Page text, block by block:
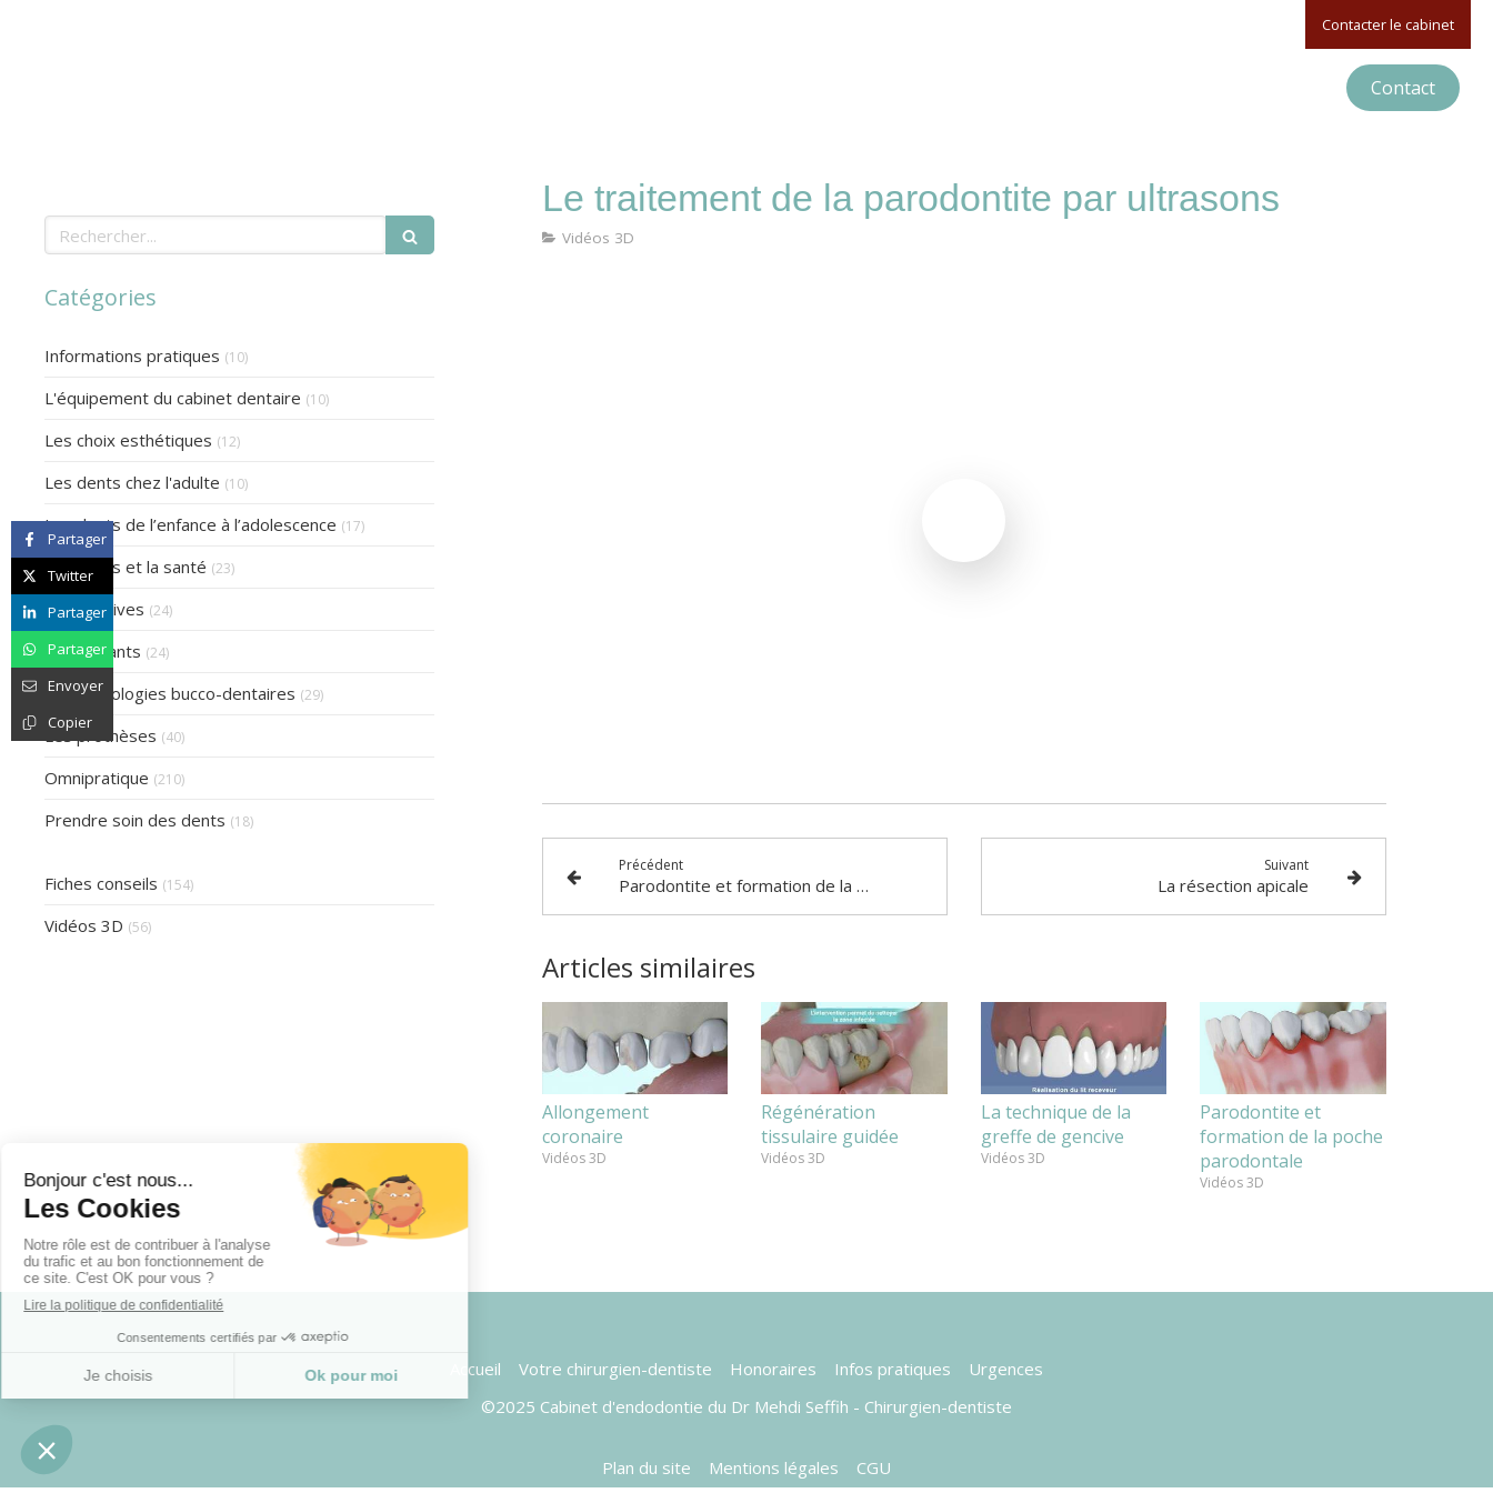
Contacter le cabinet
Contact
Le traitement de la parodontite par ultrasons
Vidéos 3D
Précédent
Parodontite et formation de la poche parodontale
Suivant
La résection apicale
Articles similaires
Allongement
coronaire
Vidéos 3D
Régénération
tissulaire guidée
Vidéos 3D
La technique de la
greffe de gencive
Vidéos 3D
Parodontite et
formation de la poche
parodontale
Vidéos 3D
Partager
Twitter
Partager
Partager
Envoyer
Copier
Rechercher
Catégories
Informations pratiques (10)Articles Count
L'équipement du cabinet dentaire (10)Articles Count
Les choix esthétiques (12)Articles Count
Les dents chez l'adulte (10)Articles Count
Les dents de l’enfance à l’adolescence (17)Articles Count
Les dents et la santé (23)Articles Count
Les gencives (24)Articles Count
Les implants (24)Articles Count
Les pathologies bucco-dentaires (29)Articles Count
Les prothèses (40)Articles Count
Omnipratique (210)Articles Count
Prendre soin des dents (18)Articles Count
Fiches conseils (154)
Vidéos 3D (56)
Accueil Votre chirurgien-dentiste Honoraires Infos pratiques
Urgences
©2025 Cabinet d'endodontie du Dr Mehdi Seffih - Chirurgien-dentiste
Plan du site Mentions légales CGU